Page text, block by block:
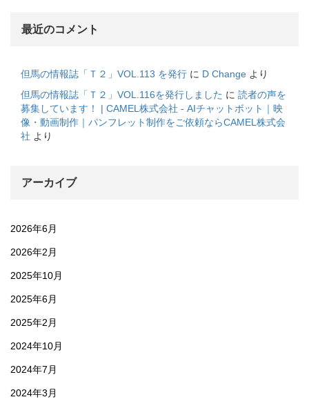
最近のコメント
但馬の情報誌「Ｔ２」VOL.113 を発行 に D Change より
但馬の情報誌「Ｔ２」VOL.116を発行しました に 読者の声を
募集しています！ | CAMEL株式会社 - AIチャットボット｜映
像・動画制作｜パンフレット制作をご依頼ならCAMEL株式会
社 より
アーカイブ
2026年6月
2026年2月
2025年10月
2025年6月
2025年2月
2024年10月
2024年7月
2024年3月